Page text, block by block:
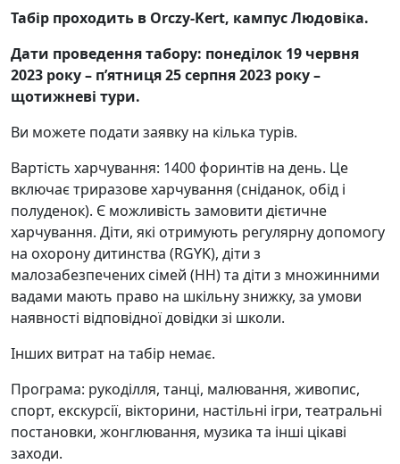
Табір проходить в Orczy-Kert, кампус Людовіка.
Дати проведення табору: понеділок 19 червня
2023 року – п’ятниця 25 серпня 2023 року –
щотижневі тури.
Ви можете подати заявку на кілька турів.
Вартість харчування: 1400 форинтів на день. Це
включає триразове харчування (сніданок, обід і
полуденок). Є можливість замовити дієтичне
харчування. Діти, які отримують регулярну допомогу
на охорону дитинства (RGYK), діти з
малозабезпечених сімей (HH) та діти з множинними
вадами мають право на шкільну знижку, за умови
наявності відповідної довідки зі школи.
Інших витрат на табір немає.
Програма: рукоділля, танці, малювання, живопис,
спорт, екскурсії, вікторини, настільні ігри, театральні
постановки, жонглювання, музика та інші цікаві
заходи.